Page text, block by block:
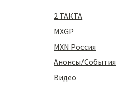
2 ТАКТА
MXGP
MXN Россия
Анонсы/События
Видео